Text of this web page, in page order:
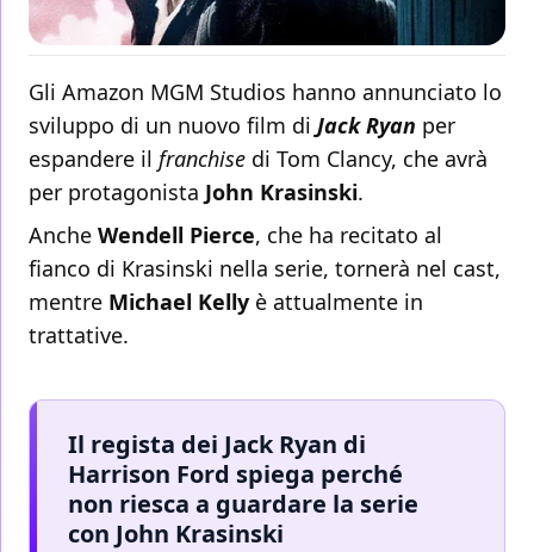
Gli Amazon MGM Studios hanno annunciato lo
sviluppo di un nuovo film di Jack Ryan per
espandere il franchise di Tom Clancy, che avrà
per protagonista John Krasinski.
Anche Wendell Pierce, che ha recitato al
fianco di Krasinski nella serie, tornerà nel cast,
mentre Michael Kelly è attualmente in
trattative.
Il regista dei Jack Ryan di
Harrison Ford spiega perché
non riesca a guardare la serie
con John Krasinski